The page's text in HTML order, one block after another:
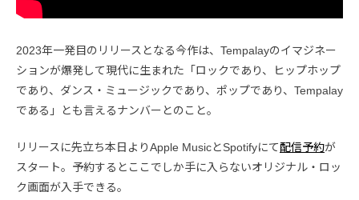
2023年一発目のリリースとなる今作は、Tempalayのイマジネー
ションが爆発して現代に生まれた「ロックであり、ヒップホップ
であり、ダンス・ミュージックであり、ポップであり、Tempalay
である」とも言えるナンバーとのこと。
リリースに先立ち本日よりApple MusicとSpotifyにて配信予約が
スタート。予約するとここでしか手に入らないオリジナル・ロッ
ク画面が入手できる。